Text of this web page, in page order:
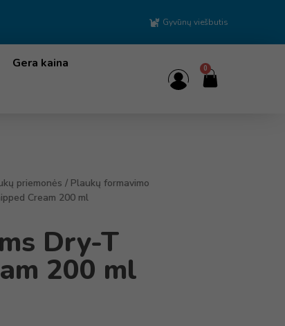
Gyvūnų viešbutis
Gera kaina
0
priemonės / Plaukų formavimo
Cream 200 ml
Dry-T
200 ml